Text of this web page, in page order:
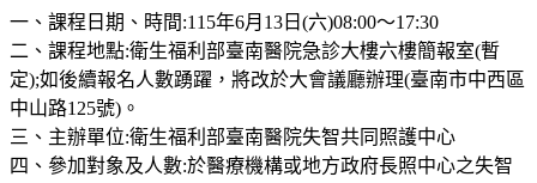
一、課程日期、時間:115年6月13日(六)08:00〜17:30
二、課程地點:衛生福利部臺南醫院急診大樓六樓簡報室(暫
定);如後續報名人數踴躍，將改於大會議廳辦理(臺南市中西區
中山路125號)。
三、主辦單位:衛生福利部臺南醫院失智共同照護中心
四、參加對象及人數:於醫療機構或地方政府長照中心之失智